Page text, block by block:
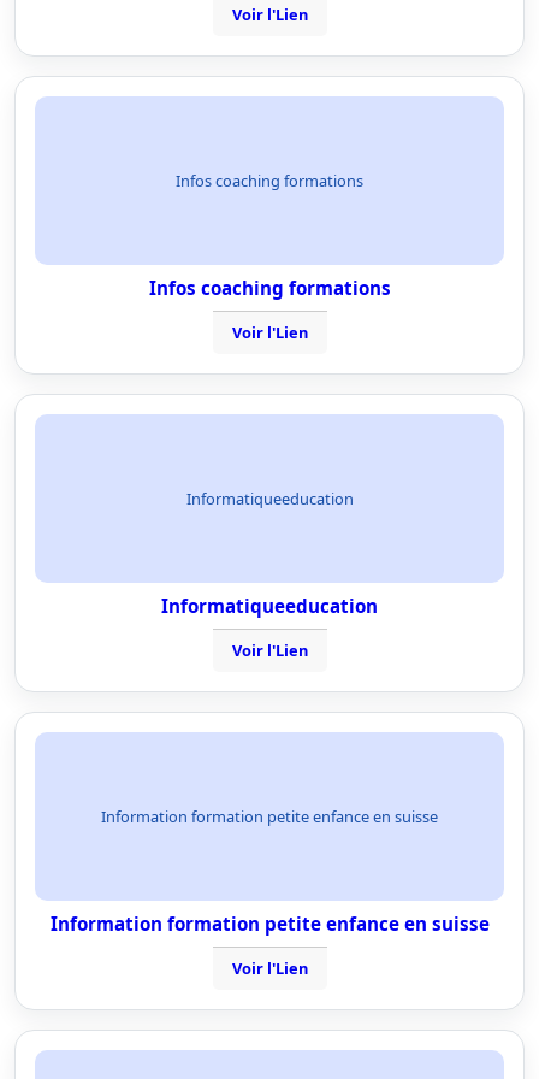
Voir l'Lien
Infos coaching formations
Infos coaching formations
Voir l'Lien
Informatiqueeducation
Informatiqueeducation
Voir l'Lien
Information formation petite enfance en suisse
Information formation petite enfance en suisse
Voir l'Lien